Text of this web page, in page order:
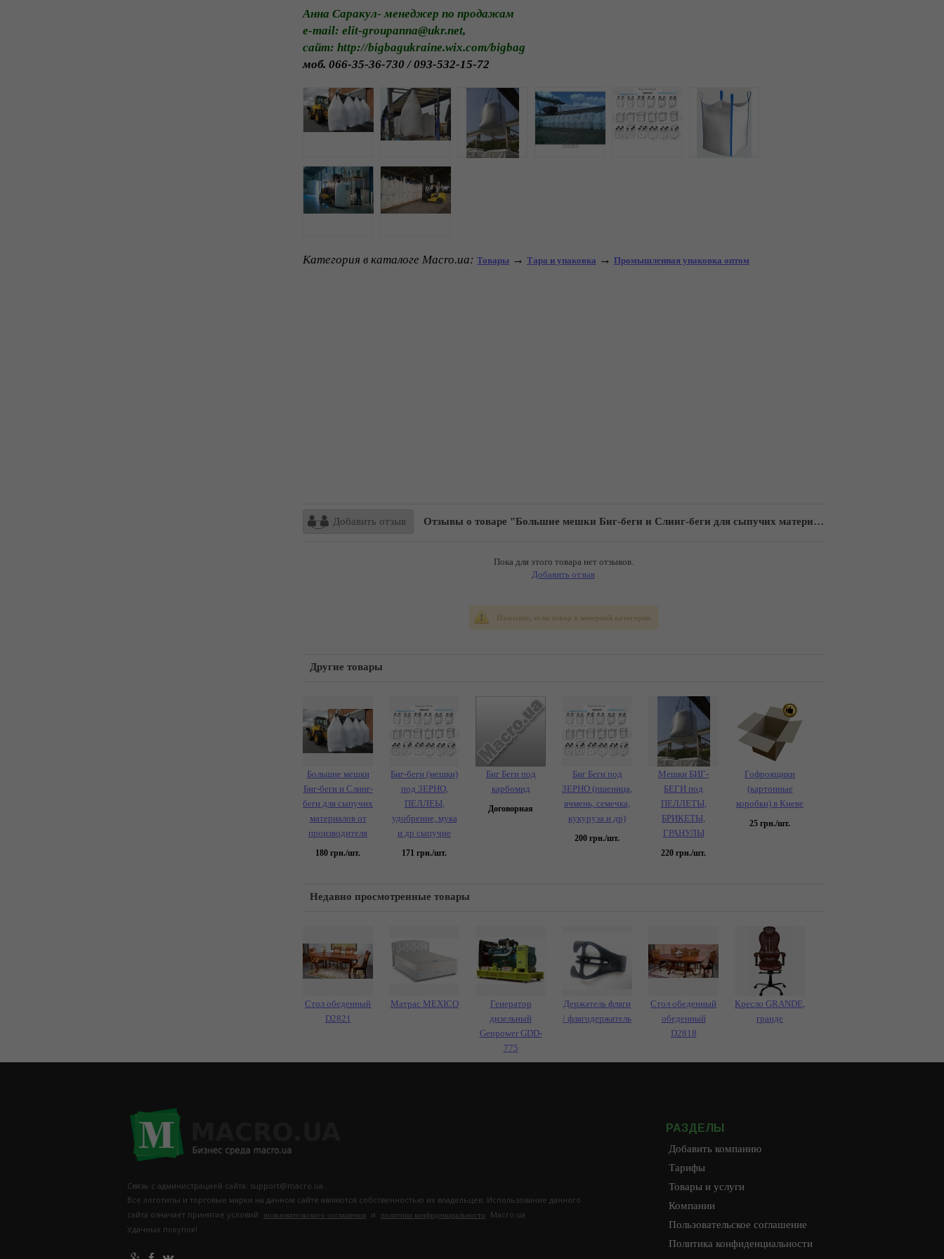
Анна Саракул- менеджер по продажам
e-mail: elit-groupanna@ukr.net,
сайт: http://bigbagukraine.wix.com/bigbag
моб. 066-35-36-730 / 093-532-15-72
Категория в каталоге Macro.ua: Товары → Тара и упаковка → Промышленная упаковка оптом
Добавить отзыв Отзывы о товаре "Большие мешки Биг-беги и Слинг-беги для сыпучих материалов от производителя"
Пока для этого товара нет отзывов.
Добавить отзыв
Нажмите, если товар в неверной категории
Другие товары
Большие мешки
Биг-беги и Слинг-
беги для сыпучих
материалов от
производителя
180 грн./шт.
Биг-беги (мешки)
под ЗЕРНО,
ПЕЛЛЕЫ,
удобрение, мука
и др сыпучие
171 грн./шт.
Биг Беги под
карбомид
Договорная
Биг Беги под
ЗЕРНО (пшеница,
ячмень, семечка,
кукуруза и др)
200 грн./шт.
Мешки БИГ-
БЕГИ под
ПЕЛЛЕТЫ,
БРИКЕТЫ,
ГРАНУЛЫ
220 грн./шт.
Гофроящики
(картонные
коробки) в Киеве
25 грн./шт.
Недавно просмотренные товары
Стол обеденный
D2821
Матрас MEXICO
Генератор
дизельный
Genpower GDD-
775
Держатель фляги
/ флягодержатель
Стол обеденный
обеденный
D2818
Кресло GRANDE,
гранде
Связь с администрацией сайта: support@macro.ua.
Все логотипы и торговые марки на данном сайте являются собственностью их владельцев. Использование данного
сайта означает принятие условий
пользовательского соглашения и политики конфиденциальности
Macro.ua
Удачных покупок!
РАЗДЕЛЫ
Добавить компанию
Тарифы
Товары и услуги
Компании
Пользовательское соглашение
Политика конфиденциальности